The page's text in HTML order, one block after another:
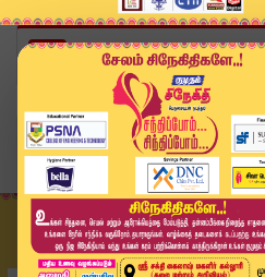
Home
தமிழ்நாடு
திமுகவினருக்கு பெரும்